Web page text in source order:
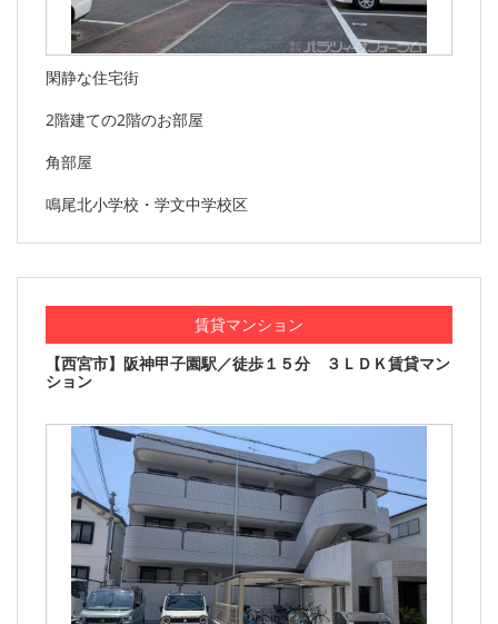
閑静な住宅街
2階建ての2階のお部屋
角部屋
鳴尾北小学校・学文中学校区
賃貸マンション
【西宮市】阪神甲子園駅／徒歩１５分 ３ＬＤＫ賃貸マン
ション